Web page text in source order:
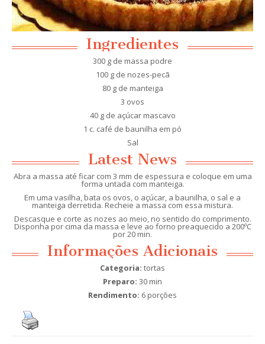
Ingredientes
300 g de massa podre
100 g de nozes-pecã
80 g de manteiga
3 ovos
40 g de açúcar mascavo
1 c. café de baunilha em pó
Sal
Latest News
Abra a massa até ficar com 3 mm de espessura e coloque em uma
forma untada com manteiga.
Em uma vasilha, bata os ovos, o açúcar, a baunilha, o sal e a
manteiga derretida. Recheie a massa com essa mistura.
Descasque e corte as nozes ao meio, no sentido do comprimento.
Disponha por cima da massa e leve ao forno preaquecido a 200ºC
por 20 min.
Informações Adicionais
Categoria: tortas
Preparo: 30 min
Rendimento: 6 porções